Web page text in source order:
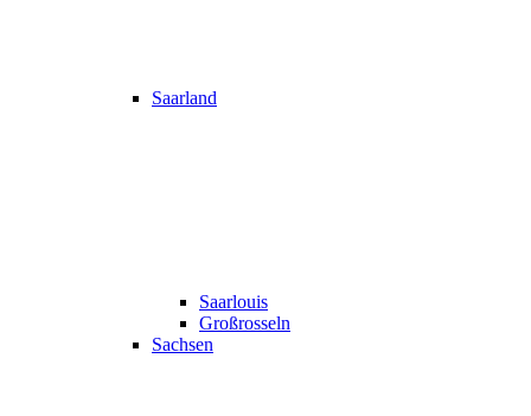
Saarland
Saarlouis
Großrosseln
Sachsen